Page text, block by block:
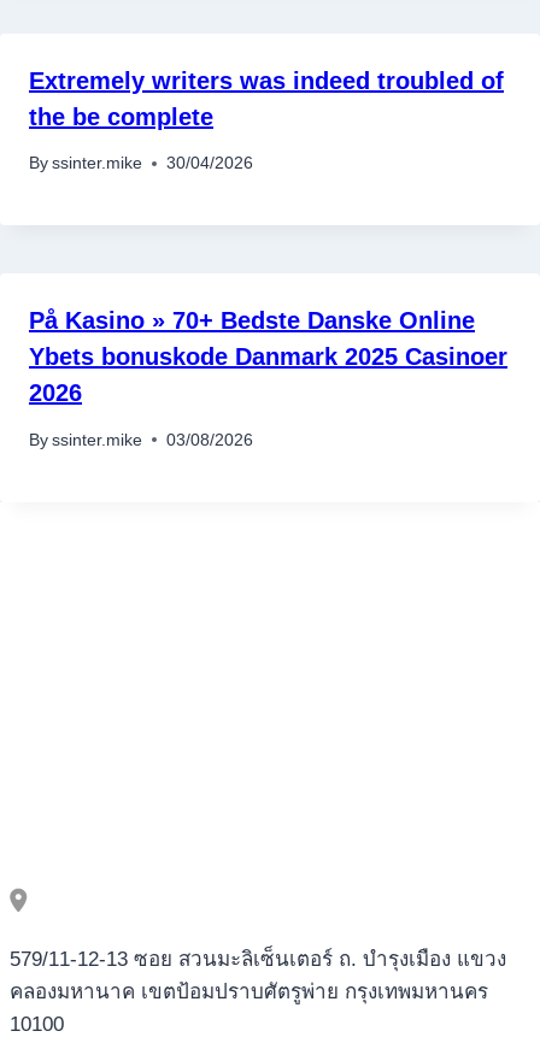
Extremely writers was indeed troubled of
the be complete
By ssinter.mike 30/04/2026
På Kasino » 70+ Bedste Danske Online
Ybets bonuskode Danmark 2025 Casinoer
2026
By ssinter.mike 03/08/2026
579/11-12-13 ซอย สวนมะลิเซ็นเตอร์ ถ. บำรุงเมือง แขวง
คลองมหานาค เขตป้อมปราบศัตรูพ่าย กรุงเทพมหานคร
10100